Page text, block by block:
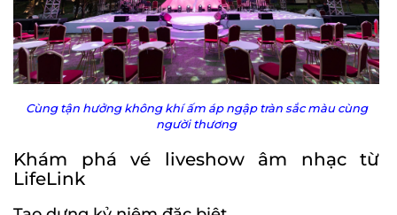
Cùng tận hưởng không khí ấm áp ngập tràn sắc màu cùng
người thương
Khám phá vé liveshow âm nhạc từ
LifeLink